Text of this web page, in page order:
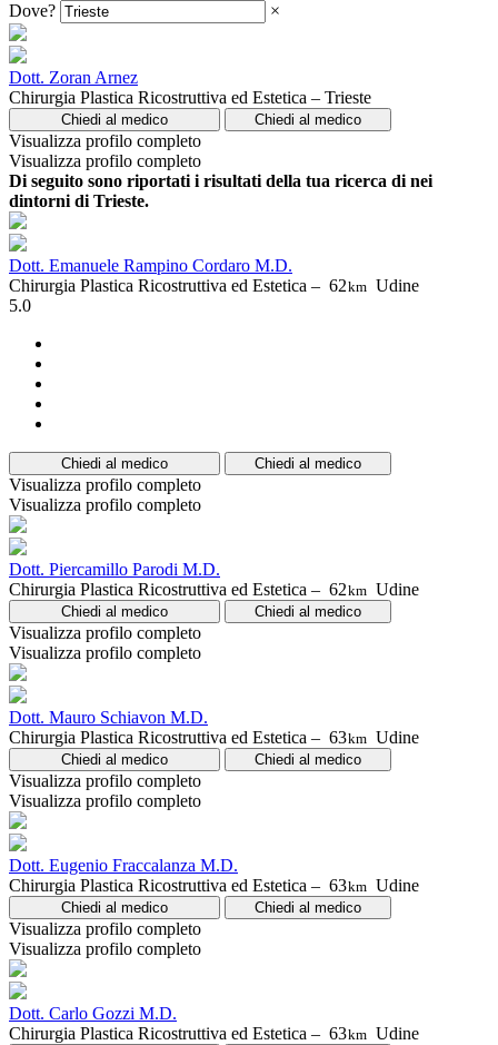
Dove?
×
Dott. Zoran Arnez
Chirurgia Plastica Ricostruttiva ed Estetica – Trieste
Chiedi al medico Chiedi al medico
Visualizza profilo completo
Visualizza profilo completo
Di seguito sono riportati i risultati della tua ricerca di nei
dintorni di Trieste.
Dott. Emanuele Rampino Cordaro M.D.
Chirurgia Plastica Ricostruttiva ed Estetica – 62km Udine
5.0
Chiedi al medico Chiedi al medico
Visualizza profilo completo
Visualizza profilo completo
Dott. Piercamillo Parodi M.D.
Chirurgia Plastica Ricostruttiva ed Estetica – 62km Udine
Chiedi al medico Chiedi al medico
Visualizza profilo completo
Visualizza profilo completo
Dott. Mauro Schiavon M.D.
Chirurgia Plastica Ricostruttiva ed Estetica – 63km Udine
Chiedi al medico Chiedi al medico
Visualizza profilo completo
Visualizza profilo completo
Dott. Eugenio Fraccalanza M.D.
Chirurgia Plastica Ricostruttiva ed Estetica – 63km Udine
Chiedi al medico Chiedi al medico
Visualizza profilo completo
Visualizza profilo completo
Dott. Carlo Gozzi M.D.
Chirurgia Plastica Ricostruttiva ed Estetica – 63km Udine